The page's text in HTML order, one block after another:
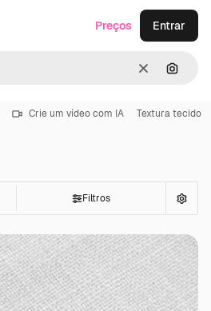
Limpar
Preços Entrar
Crie um vídeo com IA Textura tecido
Filtros